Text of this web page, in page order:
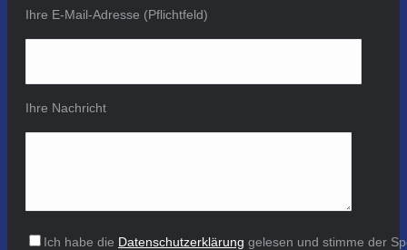
Ihre E-Mail-Adresse (Pflichtfeld)
Ihre Nachricht
Ich habe die Datenschutzerklärung gelesen und stimme der